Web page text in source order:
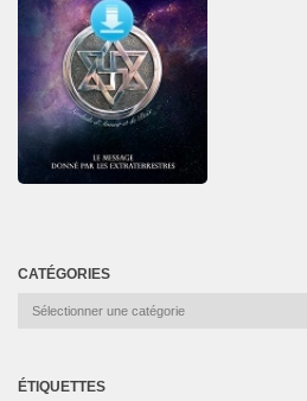
CATÉGORIES
Catégories
ÉTIQUETTES